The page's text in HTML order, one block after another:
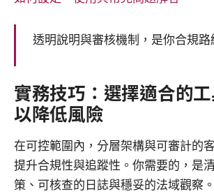
透明說明與審核機制，是你合規路
實務技巧：選擇適合的
以降低風險
在可控範圍內，分層架構與可審計的
提升合規性與追蹤性。你需要的，是
策、可核查的日誌與穩妥的法域觀察